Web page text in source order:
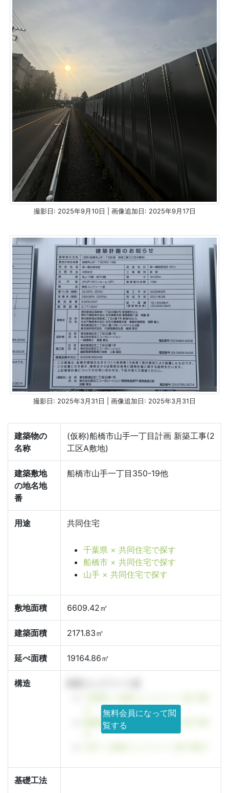
撮影日: 2025年9月10日 | 画像追加日: 2025年9月17日
撮影日: 2025年3月31日 | 画像追加日: 2025年3月31日
建築物の
名称
(仮称)船橋市山手一丁目計画 新築工事(2
工区A敷地)
建築敷地
の地名地
番
船橋市山手一丁目350-19他
用途 共同住宅
千葉県 × 共同住宅で探す
船橋市 × 共同住宅で探す
山手 × 共同住宅で探す
敷地面積 6609.42㎡
建築面積 2171.83㎡
延べ面積 19164.86㎡
構造
船橋市 × 鉄筋コンクリート造で探
無料会員になって閲
覧する
基礎工法